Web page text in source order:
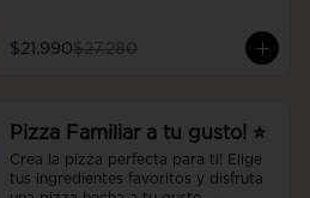
$21.990$27.280
Pizza Familiar a tu gusto! ⭐
Crea la pizza perfecta para ti! Elige
tus ingredientes favoritos y disfruta